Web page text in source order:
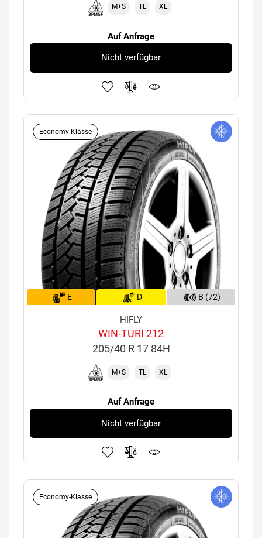
M+S TL XL
Auf Anfrage
Nicht verfügbar
Economy-Klasse
E D B (72)
HIFLY
WIN-TURI 212
205/40 R 17 84H
M+S TL XL
Auf Anfrage
Nicht verfügbar
Economy-Klasse